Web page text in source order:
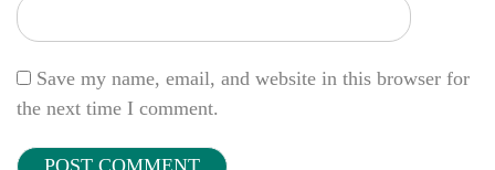
Save my name, email, and website in this browser for
the next time I comment.